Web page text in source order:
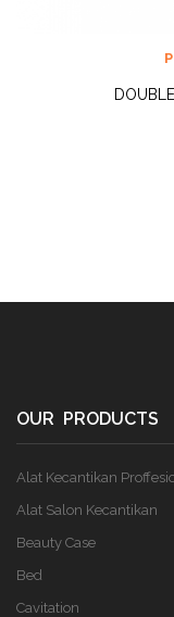
OUR PRODUCTS
Alat Kecantikan
Alat Salon Kecantikan
Beauty Case
Bed
Cavitation